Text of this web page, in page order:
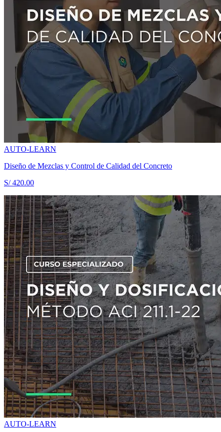
AUTO-LEARN
Diseño de Mezclas y Control de Calidad del Concreto
S/ 420.00
AUTO-LEARN